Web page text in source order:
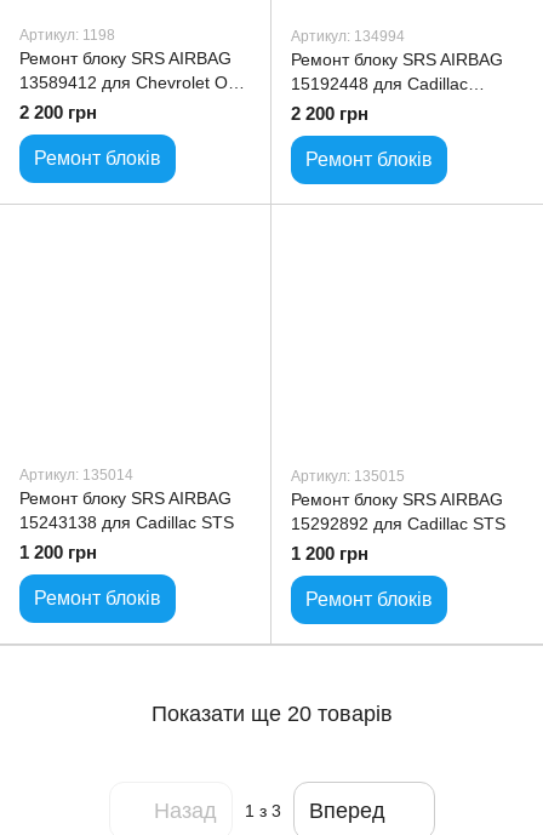
Артикул: 1198
Ремонт блоку SRS AIRBAG
13589412 для Chevrolet Opel
Buick
2 200 грн
Ремонт блоків
Артикул: 134994
Ремонт блоку SRS AIRBAG
15192448 для Cadillac
Escalade
2 200 грн
Ремонт блоків
Артикул: 135014
Ремонт блоку SRS AIRBAG
15243138 для Cadillac STS
1 200 грн
Ремонт блоків
Артикул: 135015
Ремонт блоку SRS AIRBAG
15292892 для Cadillac STS
1 200 грн
Ремонт блоків
Показати ще 20 товарів
Назад 1 з 3 Вперед